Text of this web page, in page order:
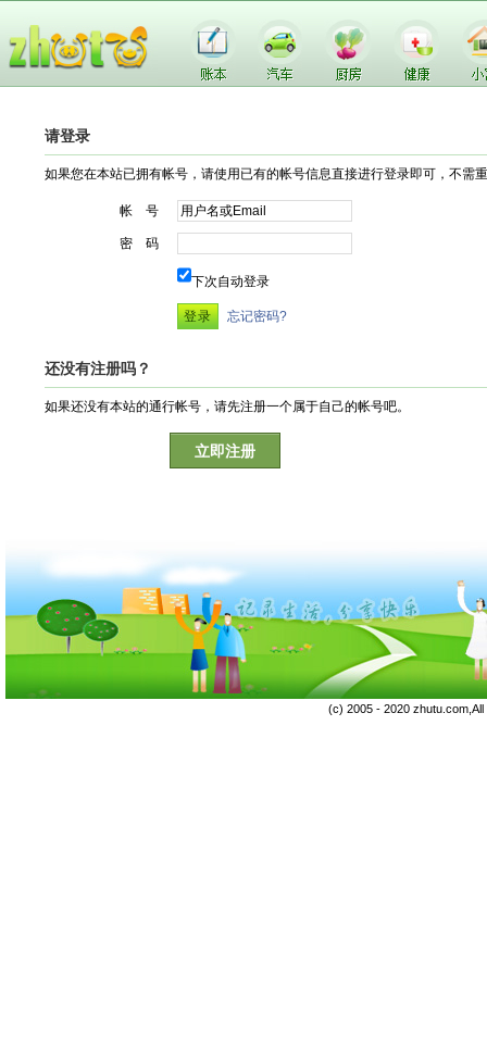
请登录
如果您在本站已拥有帐号，请使用已有的帐号信息直接进行登录即可，不需
帐 号
密 码
下次自动登录
忘记密码?
还没有注册吗？
如果还没有本站的通行帐号，请先注册一个属于自己的帐号吧。
立即注册
(c) 2005 - 2020